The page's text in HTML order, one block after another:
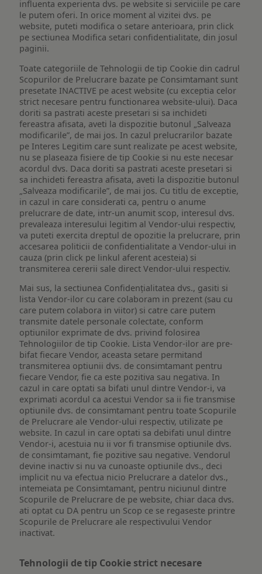
influenta experienta dvs. pe website si serviciile pe care
le putem oferi. In orice moment al vizitei dvs. pe
website, puteti modifica o setare anterioara, prin click
pe sectiunea Modifica setari confidentialitate, din josul
paginii.
Toate categoriile de Tehnologii de tip Cookie din cadrul
Scopurilor de Prelucrare bazate pe Consimtamant sunt
presetate INACTIVE pe acest website (cu exceptia celor
strict necesare pentru functionarea website-ului). Daca
doriti sa pastrati aceste presetari si sa inchideti
fereastra afisata, aveti la dispozitie butonul „Salveaza
modificarile”, de mai jos. In cazul prelucrarilor bazate
pe Interes Legitim care sunt realizate pe acest website,
nu se plaseaza fisiere de tip Cookie si nu este necesar
acordul dvs. Daca doriti sa pastrati aceste presetari si
sa inchideti fereastra afisata, aveti la dispozitie butonul
„Salveaza modificarile”, de mai jos. Cu titlu de exceptie,
in cazul in care considerati ca, pentru o anume
prelucrare de date, intr-un anumit scop, interesul dvs.
prevaleaza interesului legitim al Vendor-ului respectiv,
va puteti exercita dreptul de opozitie la prelucrare, prin
accesarea politicii de confidentialitate a Vendor-ului in
cauza (prin click pe linkul aferent acesteia) si
transmiterea cererii sale direct Vendor-ului respectiv.
Mai sus, la sectiunea Confidențialitatea dvs., gasiti si
lista Vendor-ilor cu care colaboram in prezent (sau cu
care putem colabora in viitor) si catre care putem
transmite datele personale colectate, conform
optiunilor exprimate de dvs. privind folosirea
Tehnologiilor de tip Cookie. Lista Vendor-ilor are pre-
bifat fiecare Vendor, aceasta setare permitand
transmiterea optiunii dvs. de consimtamant pentru
fiecare Vendor, fie ca este pozitiva sau negativa. In
cazul in care optati sa bifati unul dintre Vendor-i, va
exprimati acordul ca acestui Vendor sa ii fie transmise
optiunile dvs. de consimtamant pentru toate Scopurile
de Prelucrare ale Vendor-ului respectiv, utilizate pe
website. In cazul in care optati sa debifati unul dintre
Vendor-i, acestuia nu ii vor fi transmise optiunile dvs.
de consimtamant, fie pozitive sau negative. Vendorul
devine inactiv si nu va cunoaste optiunile dvs., deci
implicit nu va efectua nicio Prelucrare a datelor dvs.,
intemeiata pe Consimtamant, pentru niciunul dintre
Scopurile de Prelucrare de pe website, chiar daca dvs.
ati optat cu DA pentru un Scop ce se regaseste printre
Scopurile de Prelucrare ale respectivului Vendor
inactivat.
Tehnologii de tip Cookie strict necesare